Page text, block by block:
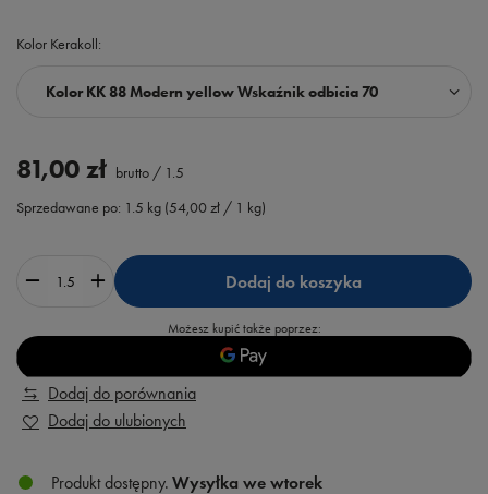
Kolor Kerakoll
Kolor KK 88 Modern yellow Wskaźnik odbicia 70
81,00 zł brutto / 1.5
Sprzedawane po: 1.5 kg (54,00 zł / 1 kg)
Dodaj do koszyka
Możesz kupić także poprzez:
Dodaj do porównania
Dodaj do ulubionych
Produkt dostępny Wysyłka we wtorek